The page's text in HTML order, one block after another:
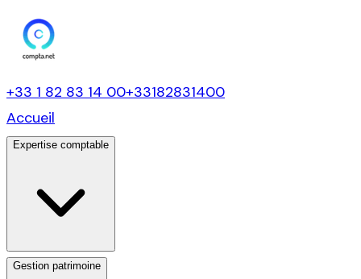
+33 1 82 83 14 00+33182831400
Accueil
Expertise comptable
Gestion patrimoine